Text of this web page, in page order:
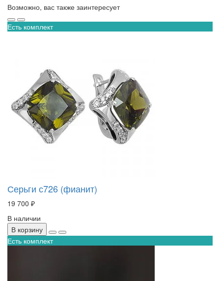
Возможно, вас также заинтересует
Есть комплект
Серьги с726 (фианит)
19 700 ₽
В наличии
В корзину
Есть комплект